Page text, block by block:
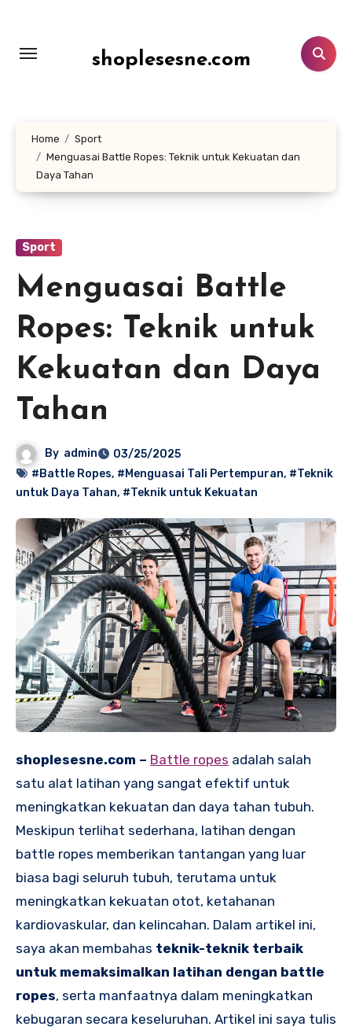
konten
shoplesesne.com
Home
Sport
Menguasai Battle Ropes: Teknik untuk Kekuatan dan
Daya Tahan
Sport
Menguasai Battle
Ropes: Teknik untuk
Kekuatan dan Daya
Tahan
By admin
03/25/2025
#Battle Ropes, #Menguasai Tali Pertempuran, #Teknik
untuk Daya Tahan, #Teknik untuk Kekuatan
shoplesesne.com – Battle ropes adalah salah
satu alat latihan yang sangat efektif untuk
meningkatkan kekuatan dan daya tahan tubuh.
Meskipun terlihat sederhana, latihan dengan
battle ropes memberikan tantangan yang luar
biasa bagi seluruh tubuh, terutama untuk
meningkatkan kekuatan otot, ketahanan
kardiovaskular, dan kelincahan. Dalam artikel ini,
saya akan membahas teknik-teknik terbaik
untuk memaksimalkan latihan dengan battle
ropes, serta manfaatnya dalam meningkatkan
kebugaran secara keseluruhan. Artikel ini saya tulis